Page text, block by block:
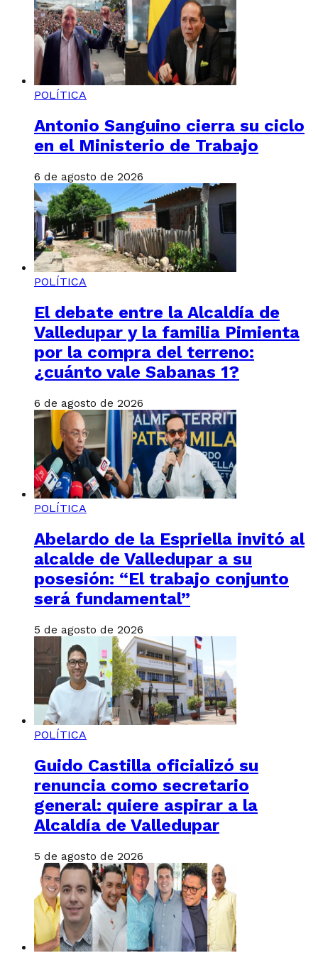
POLÍTICA
Antonio Sanguino cierra su ciclo
en el Ministerio de Trabajo
6 de agosto de 2026
POLÍTICA
El debate entre la Alcaldía de
Valledupar y la familia Pimienta
por la compra del terreno:
¿cuánto vale Sabanas 1?
6 de agosto de 2026
POLÍTICA
Abelardo de la Espriella invitó al
alcalde de Valledupar a su
posesión: “El trabajo conjunto
será fundamental”
5 de agosto de 2026
POLÍTICA
Guido Castilla oficializó su
renuncia como secretario
general: quiere aspirar a la
Alcaldía de Valledupar
5 de agosto de 2026